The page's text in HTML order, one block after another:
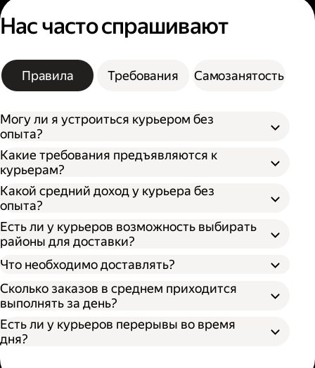
Нас часто спрашивают
Правила Требования Самозанятость
Могу ли я устроиться курьером без
опыта?
Какие требования предъявляются к
курьерам?
Какой средний доход у курьера без
опыта?
Есть ли у курьеров возможность выбирать
районы для доставки?
Что необходимо доставлять?
Сколько заказов в среднем приходится
выполнять за день?
Есть ли у курьеров перерывы во время
дня?